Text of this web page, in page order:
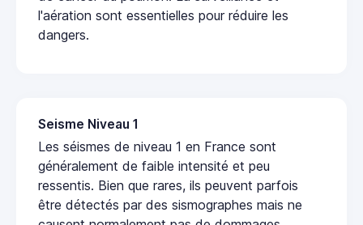
l'aération sont essentielles pour réduire les
dangers.
Seisme Niveau 1
Les séismes de niveau 1 en France sont
généralement de faible intensité et peu
ressentis. Bien que rares, ils peuvent parfois
être détectés par des sismographes mais ne